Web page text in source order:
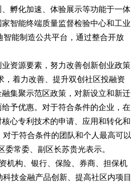
孵化加速、体验展示等功能于一体
智能终端质量监督检验中心和工业
智能制造公共平台，通过整合开放
资源要素，努力改善创新创业政策
，着力改善、提升双创社区投融资
集聚示范区政策，对新设立和新迁
予优惠。对于符合条件的企业，在
心专利技术的申请、应用和转化和
于符合条件的团队和个人最高可以
常委、副区长苏贵光表示。
机构、银行、保险、券商、担保机
技金融产品创新、提高社区内项目